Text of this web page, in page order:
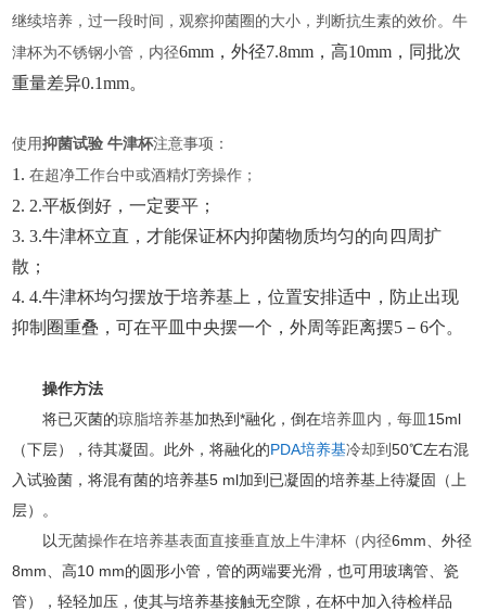
继续培养，过一段时间，观察抑菌圈的大小，判断抗生素的效价。牛
津杯为不锈钢小管，内径6mm，外径7.8mm，高10mm，同批次
重量差异0.1mm。
使用抑菌试验 牛津杯注意事项：
1.在超净工作台中或酒精灯旁操作；
2. 2.平板倒好，一定要平；
3.3.牛津杯立直，才能保证杯内抑菌物质均匀的向四周扩
散；
4.4.牛津杯均匀摆放于培养基上，位置安排适中，防止出现
抑制圈重叠，可在平皿中央摆一个，外周等距离摆5－6个。
操作方法
将已灭菌的琼脂培养基加热到*融化，倒在培养皿 内，每皿 15ml
（下层），待其凝固。此外，将融化的PDA培养基冷却到50℃左右混
入试验菌，将混有菌的培养基5 ml加到已凝固的培养基上待凝固（上
层）。
以无菌操作在培养基表面直接垂直放上牛津杯（内径6mm、外径
8mm、高10 mm的圆形小管，管的两端要光滑，也可用玻璃管、瓷
管），轻轻加压，使其与培养基接触无空隙，在杯中加入待检样品